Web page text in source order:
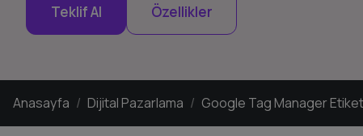
Teklif Al Özellikler
Anasayfa Dijital Pazarlama Google Tag Manager